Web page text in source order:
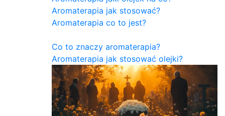
Aromaterapia jak stosować?
Aromaterapia co to jest?
Co to znaczy aromaterapia?
Aromaterapia jak stosować olejki?